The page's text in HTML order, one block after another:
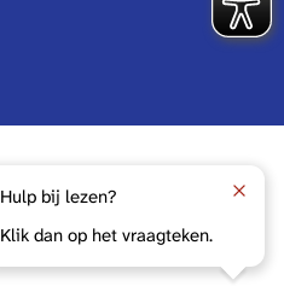
Hulp bij lezen?
Klik dan op het vraagteken.